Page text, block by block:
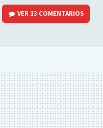
VER 13 COMENTARIOS